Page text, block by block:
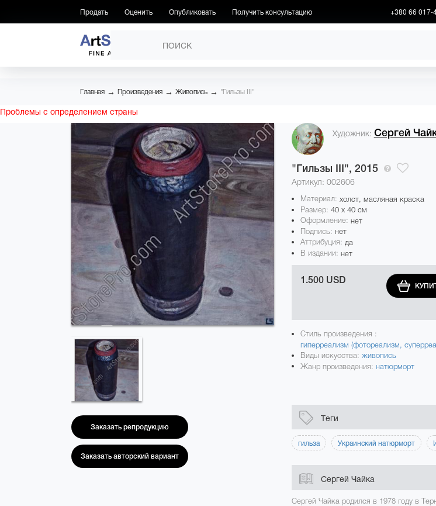
Продать Оценить Опубликовать Получить консультацию +380 66 017-
ПРОИЗВЕДЕНИЯ
Главная → Произведения → Живопись → "Гильзы III"
Проблемы с определением страны
Заказать репродукцию
Заказать авторский вариант
Художник: Сергей
"Гильзы III", 2015
Артикул: 002606
Материал: холст, масляная краска
Размер: 40 x 40 см
Оформление: нет
Подпись: нет
Аттрибуция: да
В издании: нет
1.500 USD
Стиль произведения :
гиперреализм (фотореализм,
Виды искусства: живопись
Жанр произведения: натюрморт
Теги
гильза Украинский натюрморт
Сергей Чайка
Сергей Чайка родился в 1978 году в